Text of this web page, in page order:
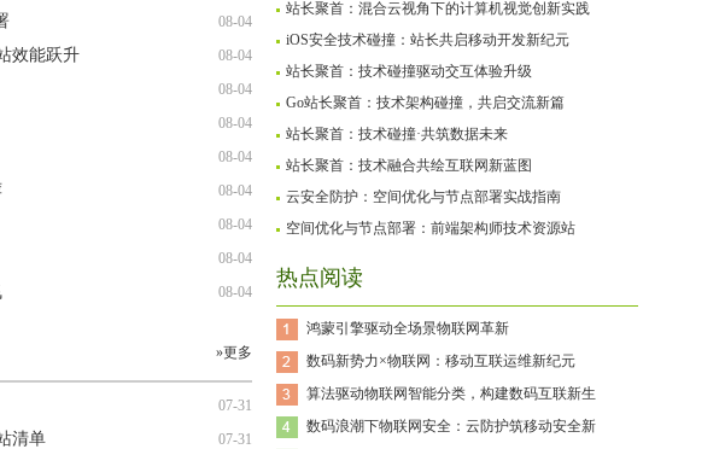
08-04
08-04
效能跃升
08-04
08-04
08-04
08-04
08-04
08-04
08-04
»更多
07-31
07-31
清单
站长聚首：混合云视角下的计算机视觉创新实践
iOS安全技术碰撞：站长共启移动开发新纪元
站长聚首：技术碰撞驱动交互体验升级
Go站长聚首：技术架构碰撞，共启交流新篇
站长聚首：技术碰撞·共筑数据未来
站长聚首：技术融合共绘互联网新蓝图
云安全防护：空间优化与节点部署实战指南
空间优化与节点部署：前端架构师技术资源站
热点阅读
鸿蒙引擎驱动全场景物联网革新
数码新势力×物联网：移动互联运维新纪元
算法驱动物联网智能分类，构建数码互联新生
数码浪潮下物联网安全：云防护筑移动安全新